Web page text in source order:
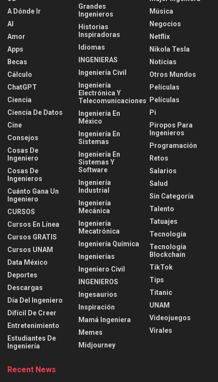
A Dónde Ir
AI
Amor
Apps
Becas
Cálculo
ChatGPT
Ciencia
Ciencia De Datos
Cine
Consejos
Cosas De
Ingeniero
Cosas De
Ingenieros
Cuánto Gana Un
Ingeniero
CURSOS
Cursos En Línea
Cursos GRATIS
Cursos UNAM
Data México
Deportes
Descargas
Día Del Ingeniero
Difícil De Creer
Entretenimiento
Estudiantes De
Ingeniería
Grandes
Ingenieros
Historias
Inspiradoras
Idiomas
INGENIERAS
Ingeniería Civil
Ingeniería
Electrónica Y
Telecomunicaciones
Ingeniería En
México
Ingeniería En
Sistemas
Ingeniería En
Sistemas Y
Software
Ingeniería
Industrial
Ingeniería
Mecánica
Ingeniería
Mecatrónica
Ingeniería Química
Ingenierías
Ingeniero Civil
INGENIEROS
Ingesaurios
Inspiración
Mamá Ingeniera
Memes
Midjourney
Música
Negocios
Netflix
Nikola Tesla
Noticias
Otros Mundos
Películas
Películas
Pi
Piropos Para
Ingenieros
Programación
Retos
Salarios
Salud
Sin Categoría
Talento
Tatuajes
Tecnología
Tecnología
Blockchain
TikTok
Tips
Titanic
UNAM
Videojuegos
Virales
Recent News